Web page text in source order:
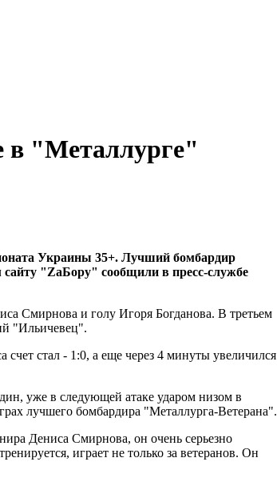
в "Металлурге"
Украины 35+. Лучший бомбардир
сайту "ZaБору" сообщили в пресс-службе
Смирнова и голу Игоря Богданова. В третьем
"Ильичевец".
стал - 1:0, а еще через 4 минуты увеличился
уже в следующей атаке ударом низом в
лучшего бомбардира "Металлурга-Ветерана".
Дениса Смирнова, он очень серьезно
играет не только за ветеранов. Он